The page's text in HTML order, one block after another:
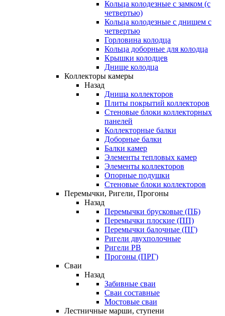
Кольца колодезные с замком (с
четвертью)
Кольца колодезные с днищем с
четвертью
Горловина колодца
Кольца доборные для колодца
Крышки колодцев
Днище колодца
Коллекторы камеры
Назад
Днища коллекторов
Плиты покрытий коллекторов
Стеновые блоки коллекторных
панелей
Коллекторные балки
Доборные балки
Балки камер
Элементы тепловых камер
Элементы коллекторов
Опорные подушки
Стеновые блоки коллекторов
Перемычки, Ригели, Прогоны
Назад
Перемычки брусковые (ПБ)
Перемычки плоские (ПП)
Перемычки балочные (ПГ)
Ригели двухполочные
Ригели РВ
Прогоны (ПРГ)
Сваи
Назад
Забивные сваи
Сваи составные
Мостовые сваи
Лестничные марши, ступени